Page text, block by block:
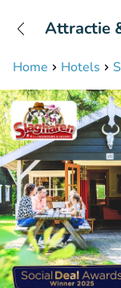
Home Hotels
Attractie